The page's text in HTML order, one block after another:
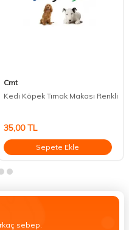
Cmt
Kedi Köpek Tırnak Makası Renkli
35,00TL
Sepete Ekle
sebep.